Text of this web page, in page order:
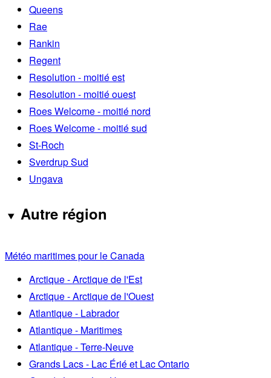
Queens
Rae
Rankin
Regent
Resolution - moitié est
Resolution - moitié ouest
Roes Welcome - moitié nord
Roes Welcome - moitié sud
St-Roch
Sverdrup Sud
Ungava
Autre région
Météo maritimes pour le Canada
Arctique - Arctique de l'Est
Arctique - Arctique de l'Ouest
Atlantique - Labrador
Atlantique - Maritimes
Atlantique - Terre-Neuve
Grands Lacs - Lac Érié et Lac Ontario